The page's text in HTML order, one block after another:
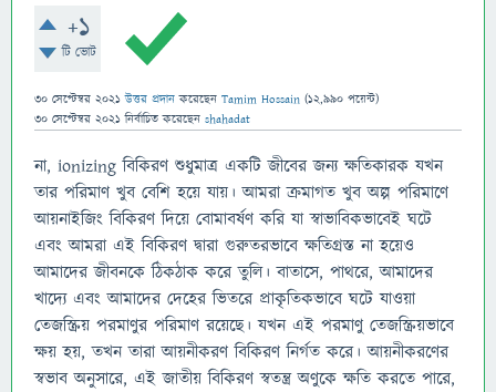
+1
টি ভোট
30 সেপ্টেম্বর 2021 উত্তর প্রদান করেছেন Tamim Hossain (12,990 পয়েন্ট)
30 সেপ্টেম্বর 2021 নির্বাচিত করেছেন shahadat
না, ionizing বিকিরণ শুধুমাত্র একটি জীবের জন্য ক্ষতিকারক যখন
তার পরিমাণ খুব বেশি হয়ে যায়। আমরা ক্রমাগত খুব অল্প পরিমাণে
আয়নাইজিং বিকিরণ দিয়ে বোমাবর্ষণ করি যা স্বাভাবিকভাবেই ঘটে
এবং আমরা এই বিকিরণ দ্বারা গুরুতরভাবে ক্ষতিগ্রস্ত না হয়েও
আমাদের জীবনকে ঠিকঠাক করে তুলি। বাতাসে, পাথরে, আমাদের
খাদ্যে এবং আমাদের দেহের ভিতরে প্রাকৃতিকভাবে ঘটে যাওয়া
তেজস্ক্রিয় পরমাণুর পরিমাণ রয়েছে। যখন এই পরমাণু তেজস্ক্রিয়ভাবে
ক্ষয় হয়, তখন তারা আয়নীকরণ বিকিরণ নির্গত করে। আয়নীকরণের
স্বভাব অনুসারে, এই জাতীয় বিকিরণ স্বতন্ত্র অণুকে ক্ষতি করতে পারে,